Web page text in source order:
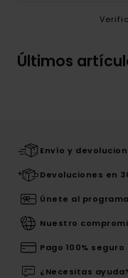
Últimos
Envío y
Devoluciones en
Únete al
Nuestro
Pago 100% seguro
¿Necesitas ayuda?